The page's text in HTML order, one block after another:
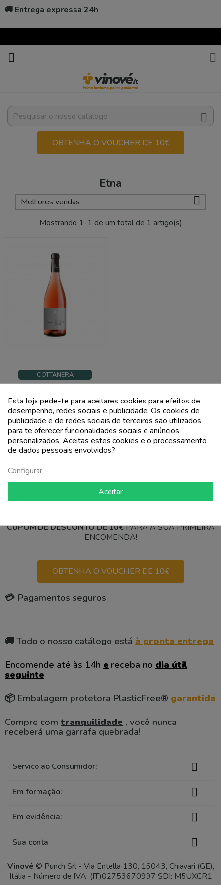
🚚 Entrega expressa 24h
 

OBTENHA O VOUCHER DE 10€
Etna
Melhores vendas 
Mostrando 1-1 de um total de 1 artigo(s)
COTTANERA
Preço
23,00 €
add_shopping_cart
Mostrando$ d -$ d de$ d itens
CUPOM DE DESCONTO DE 10€PARA A SUA PRIMEIRA
ENCOMENDA!
OBTENHA O VOUCHER DE 10€
💳 Pagamentos seguros
🚚 Todo o nosso catálogo está à pronta entrega
Encomende até às 14h e receba no dia útil
seguinte
📦 Embalagem protetora PlasticFree® garantida
Compre com tranquilidade , você nunca
receberá uma garrafa quebrada!
Servico ao Consumidor: 
Em formação: 
Em evidência: 
Sua conta 
Vinové © Punch Srl - Via Entella 130, 16043, Chiavari (GE),
Itália - Número de IVA: (IT)02753670997 SDI: M5UXCR1
Esta loja pede-te para aceitares cookies para efeitos de
desempenho, redes sociais e publicidade. Os cookies de
publicidade e de redes sociais de terceiros são utilizados
para te oferecer funcionalidades sociais e anúncios
personalizados. Aceitas estes cookies e o processamento
de dados pessoais envolvidos?
Configurar
Aceitar